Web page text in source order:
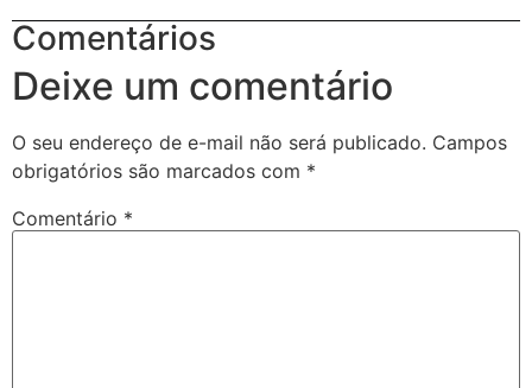
Comentários
Deixe um comentário
O seu endereço de e-mail não será publicado. Campos
obrigatórios são marcados com *
Comentário *